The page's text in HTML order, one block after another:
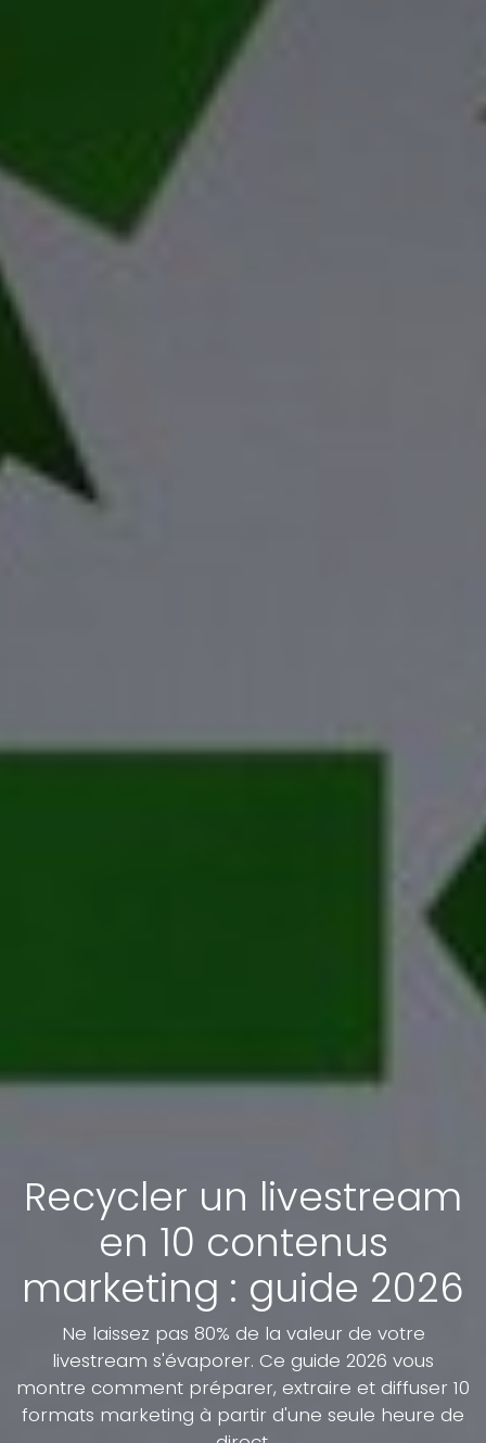
Recycler un livestream
en 10 contenus
marketing : guide 2026
Ne laissez pas 80% de la valeur de votre
livestream s'évaporer. Ce guide 2026 vous
montre comment préparer, extraire et diffuser 10
formats marketing à partir d'une seule heure de